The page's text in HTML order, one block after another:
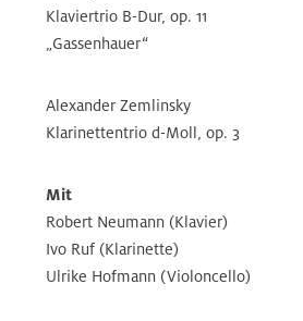
Klaviertrio B-Dur, op. 11
„Gassenhauer“
Alexander Zemlinsky
Klarinettentrio d-Moll, op. 3
Mit
Robert Neumann (Klavier)
Ivo Ruf (Klarinette)
Ulrike Hofmann (Violoncello)